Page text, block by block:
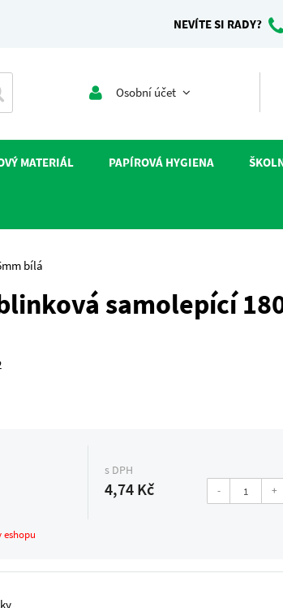
NEVÍTE SI RADY?
Osobní účet
MATERIÁL PAPÍROVÁ HYGIENA
bílá
samolepící
s DPH
4,74 Kč
eshopu
- +